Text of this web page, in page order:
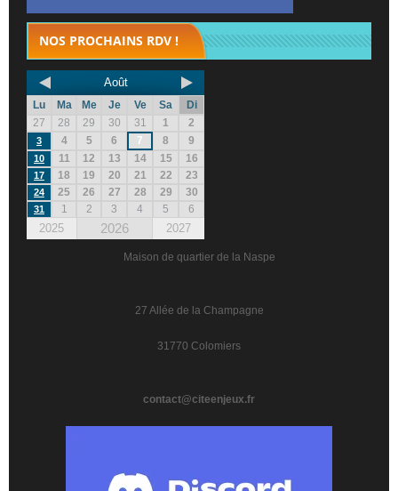
NOS PROCHAINS RDV !
Août
Lu Ma Me Je Ve Sa
Di
27
28 29 30 31 1 2
3 4 5 6 7 8 9
10 11 12 13 14 15 16
17 18 19 20 21 22 23
24 25 26 27 28 29 30
31 1 2 3 4 5 6
2025 2026 2027
Maison de quartier de la Naspe
27 Allée de la Champagne
31770 Colomiers
contact@citeenjeux.fr